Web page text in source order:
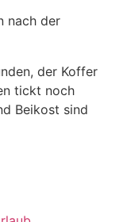
nach der
der Koffer
tickt noch
Beikost sind